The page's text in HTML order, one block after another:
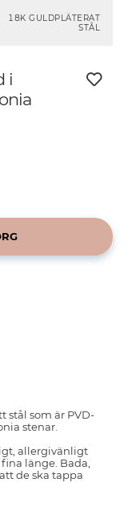
18K GULDPLÄTERAT
STÅL
i
stål som är PVD-
stenar.
allergivänligt
länge. Bada,
de ska tappa